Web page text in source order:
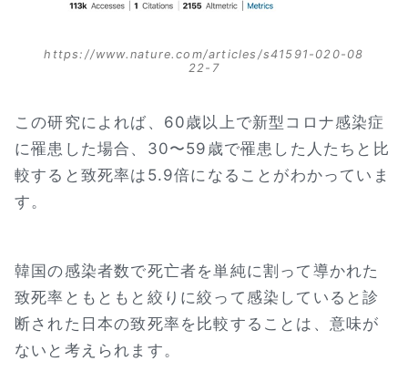
https://www.nature.com/articles/s41591-020-08
22-7
この研究によれば、60歳以上で新型コロナ感染症
に罹患した場合、30〜59歳で罹患した人たちと比
較すると致死率は5.9倍になることがわかっていま
す。
韓国の感染者数で死亡者を単純に割って導かれた
致死率ともともと絞りに絞って感染していると診
断された日本の致死率を比較することは、意味が
ないと考えられます。